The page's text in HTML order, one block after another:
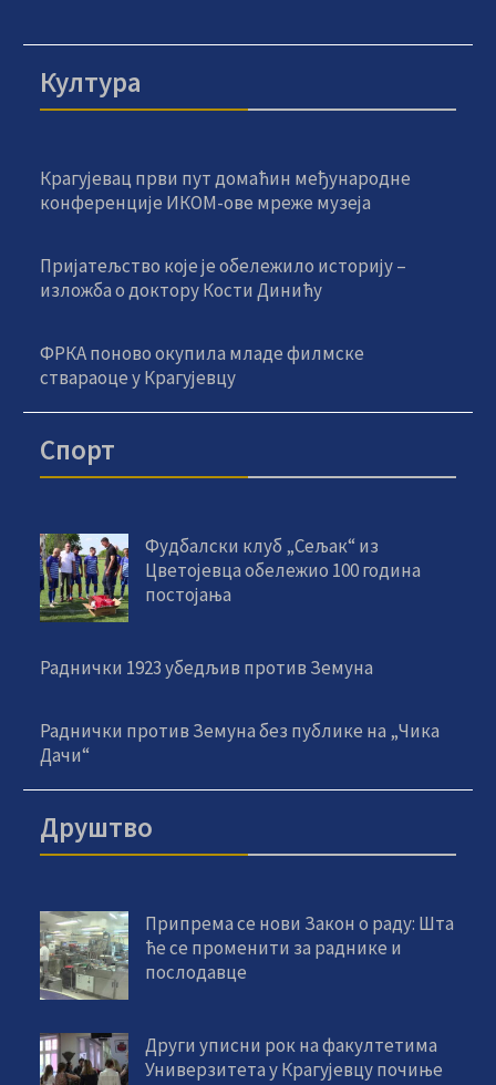
Култура
Крагујевац први пут домаћин међународне
конференције ИКОМ-ове мреже музеја
Пријатељство које је обележило историју –
изложба о доктору Кости Динићу
ФРКА поново окупила младе филмске
ствараоце у Крагујевцу
Спорт
Фудбалски клуб „Сељак“ из
Цветојевца обележио 100 година
постојања
Раднички 1923 убедљив против Земуна
Раднички против Земуна без публике на „Чика
Дачи“
Друштво
Припрема се нови Закон о раду: Шта
ће се променити за раднике и
послодавце
Други уписни рок на факултетима
Универзитета у Крагујевцу почиње